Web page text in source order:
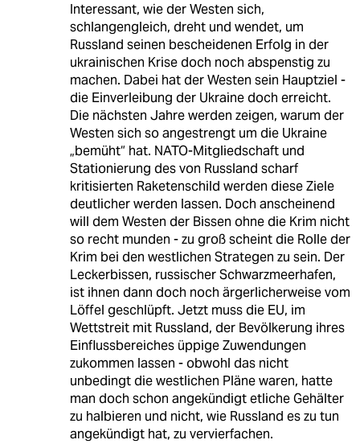
Interessant, wie der Westen sich,
schlangengleich, dreht und wendet, um
Russland seinen bescheidenen Erfolg in der
ukrainischen Krise doch noch abspenstig zu
machen. Dabei hat der Westen sein Hauptziel -
die Einverleibung der Ukraine doch erreicht.
Die nächsten Jahre werden zeigen, warum der
Westen sich so angestrengt um die Ukraine
„bemüht“ hat. NATO-Mitgliedschaft und
Stationierung des von Russland scharf
kritisierten Raketenschild werden diese Ziele
deutlicher werden lassen. Doch anscheinend
will dem Westen der Bissen ohne die Krim nicht
so recht munden - zu groß scheint die Rolle der
Krim bei den westlichen Strategen zu sein. Der
Leckerbissen, russischer Schwarzmeerhafen,
ist ihnen dann doch noch ärgerlicherweise vom
Löffel geschlüpft. Jetzt muss die EU, im
Wettstreit mit Russland, der Bevölkerung ihres
Einflussbereiches üppige Zuwendungen
zukommen lassen - obwohl das nicht
unbedingt die westlichen Pläne waren, hatte
man doch schon angekündigt etliche Gehälter
zu halbieren und nicht, wie Russland es zu tun
angekündigt hat, zu vervierfachen.